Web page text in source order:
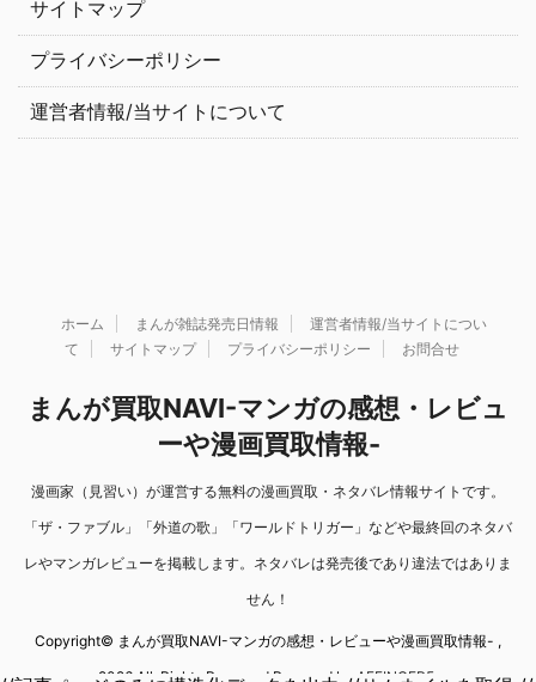
サイトマップ
プライバシーポリシー
運営者情報/当サイトについて
ホーム まんが雑誌発売日情報
運営者情報/当サイトについ
て
サイトマップ プライバシーポリシー お問合せ
まんが買取NAVI-マンガの感想・レビュ
ーや漫画買取情報-
漫画家（見習い）が運営する無料の漫画買取・ネタバレ情報サイトです。
「ザ・ファブル」「外道の歌」「ワールドトリガー」などや最終回のネタバ
レやマンガレビューを掲載します。ネタバレは発売後であり違法ではありま
せん！
Copyright© まんが買取NAVI-マンガの感想・レビューや漫画買取情報- ,
2026 All Rights Reserved Powered by AFFINGER5